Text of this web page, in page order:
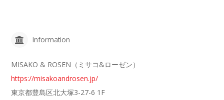
Information
MISAKO & ROSEN（ミサコ&ローゼン）
https://misakoandrosen.jp/
東京都豊島区北大塚3-27-6 1F